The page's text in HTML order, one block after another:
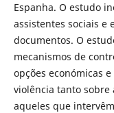
Espanha. O estudo
assistentes sociais e
documentos. O
mecanismos de
opções económicas
violência tanto sobre
aqueles que